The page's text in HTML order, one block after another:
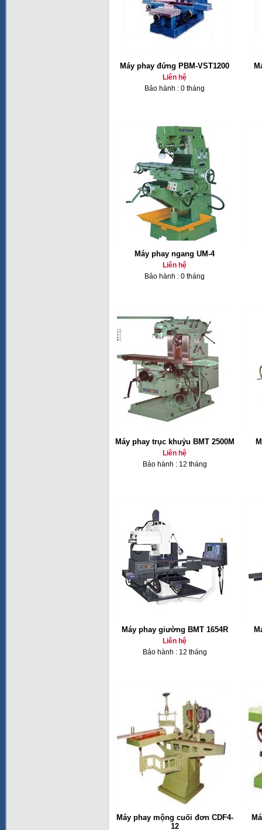
Máy phay đứng PBM-VST1200
Liên hệ
Bảo hành : 0 tháng
Máy phay ngang UM-4
Liên hệ
Bảo hành : 0 tháng
Máy phay trục khuỷu BMT 2500M
Liên hệ
Bảo hành : 12 tháng
Máy phay giường BMT 1654R
Liên hệ
Bảo hành : 12 tháng
Máy phay mộng cuối đơn CDF4-
12